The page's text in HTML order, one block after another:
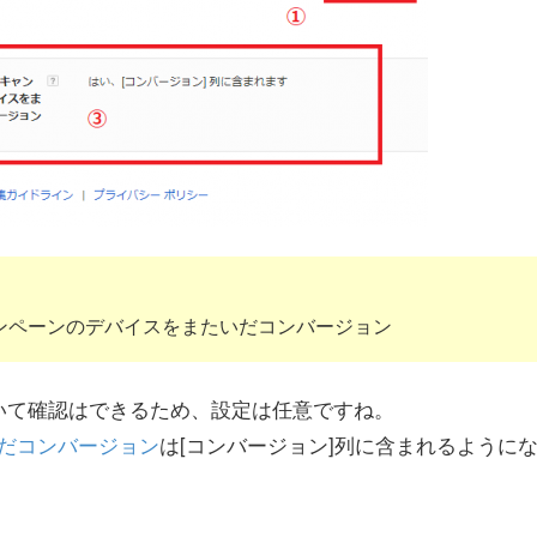
ンのデバイスをまたいだコンバージョン
確認はできるため、設定は任意ですね。
コンバージョンは[コンバージョン]列に含まれるようにな